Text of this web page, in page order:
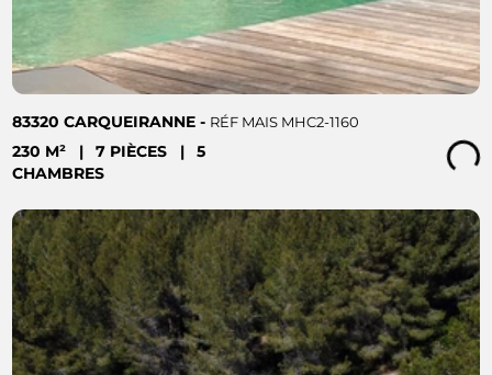
83320 CARQUEIRANNE - RÉF MAIS MHC2-1160
230 M² | 7 PIÈCES |
5
CHAMBRES
Loading...